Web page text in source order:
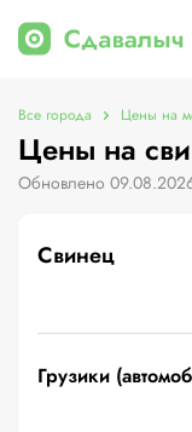
Все города Цены на
Цены на
Обновлено
Свинец
Грузики